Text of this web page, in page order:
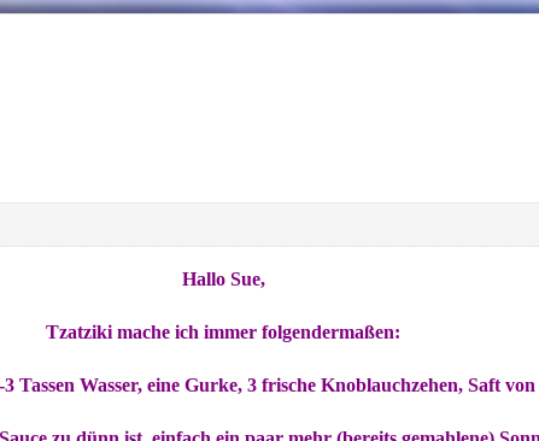
Hallo Sue,
Tzatziki mache ich immer folgendermaßen:
Tassen Wasser, eine Gurke, 3 frische Knoblauchzehen, Saft